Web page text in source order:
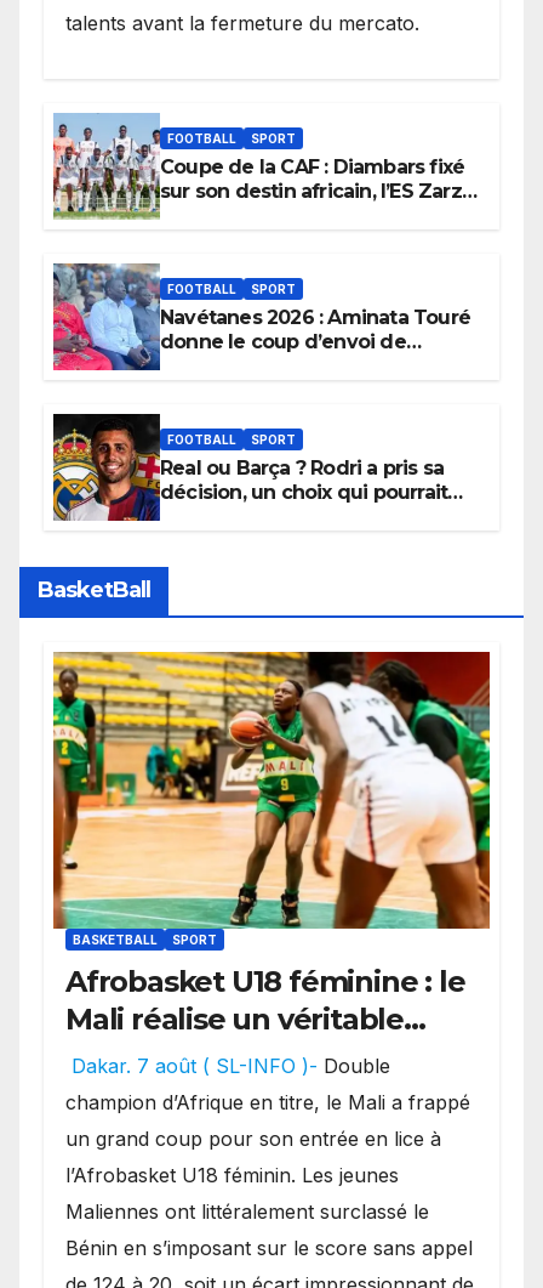
talents avant la fermeture du mercato.
FOOTBALL SPORT
Coupe de la CAF : Diambars fixé
sur son destin africain, l’ES Zarzis
FOOTBALL SPORT
Navétanes 2026 : Aminata Touré
donne le coup d’envoi de
apaisées.
FOOTBALL SPORT
Real ou Barça ? Rodri a pris sa
décision, un choix qui pourrait
BasketBall
BASKETBALL SPORT
Afrobasket U18 féminine : le
Mali réalise un véritable
festival offensif et inflige
une lourde défaite au
Bénin.
Dakar. 7 août ( SL-INFO )- Double
champion d’Afrique en titre, le Mali a frappé
un grand coup pour son entrée en lice à
l’Afrobasket U18 féminin. Les jeunes
Maliennes ont littéralement surclassé le
Bénin en s’imposant sur le score sans appel